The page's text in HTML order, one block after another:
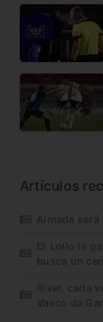
Artículos
Almada será
Di Lollo le
busca un
River, cada
Vasco da